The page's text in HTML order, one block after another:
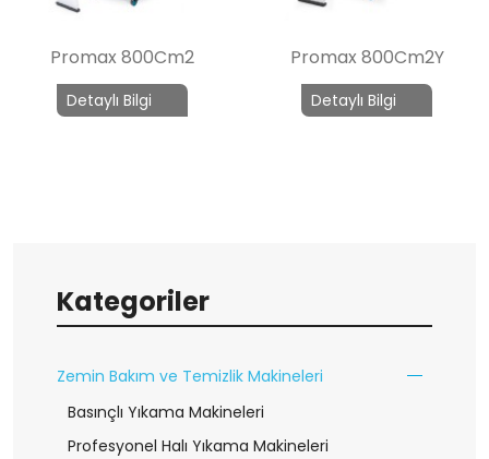
Kategoriler
Zemin Bakım ve Temizlik Makineleri
Basınçlı Yıkama Makineleri
Profesyonel Halı Yıkama Makineleri
Promax 800Cm2
Detaylı Bilgi
Promax 800Cm2Y
Detaylı Bilgi